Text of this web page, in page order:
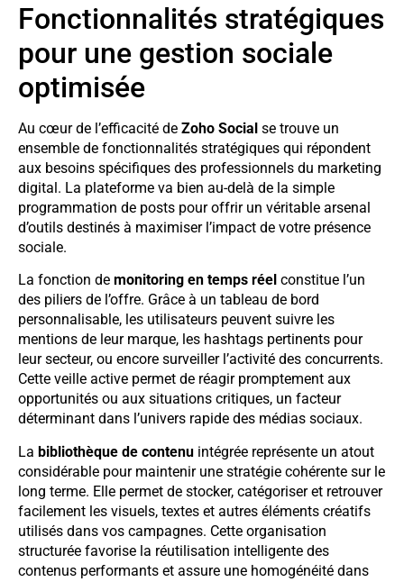
Fonctionnalités stratégiques
pour une gestion sociale
optimisée
Au cœur de l’efficacité de Zoho Social se trouve un
ensemble de fonctionnalités stratégiques qui répondent
aux besoins spécifiques des professionnels du marketing
digital. La plateforme va bien au-delà de la simple
programmation de posts pour offrir un véritable arsenal
d’outils destinés à maximiser l’impact de votre présence
sociale.
La fonction de monitoring en temps réel constitue l’un
des piliers de l’offre. Grâce à un tableau de bord
personnalisable, les utilisateurs peuvent suivre les
mentions de leur marque, les hashtags pertinents pour
leur secteur, ou encore surveiller l’activité des concurrents.
Cette veille active permet de réagir promptement aux
opportunités ou aux situations critiques, un facteur
déterminant dans l’univers rapide des médias sociaux.
La bibliothèque de contenu intégrée représente un atout
considérable pour maintenir une stratégie cohérente sur le
long terme. Elle permet de stocker, catégoriser et retrouver
facilement les visuels, textes et autres éléments créatifs
utilisés dans vos campagnes. Cette organisation
structurée favorise la réutilisation intelligente des
contenus performants et assure une homogénéité dans